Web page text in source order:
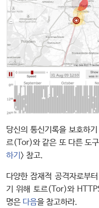
당신의 통신기록을 보호하
르(Tor)와 같은 또 다른 도
하기 > 참고.
다양한 잠재적 공격자로부
기 위해 토르(Tor)와
명은 다음을 참고하라.